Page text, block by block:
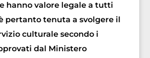
hanno valore legale a tutti
pertanto tenuta a svolgere il
culturale secondo i
dal Ministero